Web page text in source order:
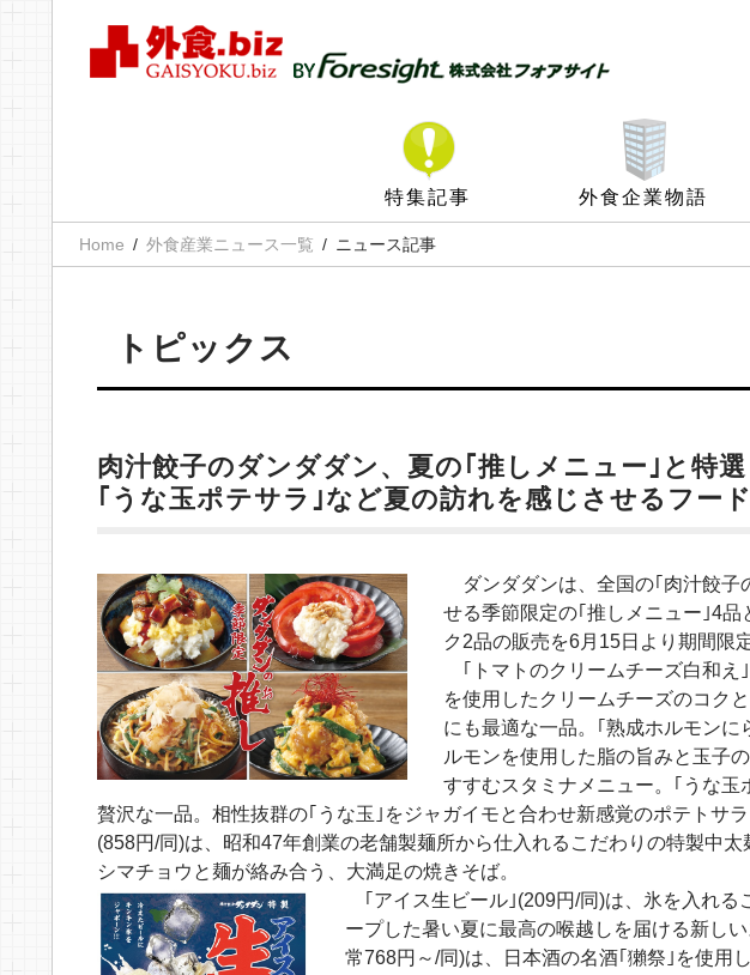
特集記事 外食企業物語
Home 外食産業ニュース一覧 ニュース記事
トピックス
肉汁餃子のダンダダン、夏の｢推しメニュー｣と特
｢うな玉ポテサラ｣など夏の訪れを感じさせるフー
ダンダダンは、全国の｢肉汁餃子
せる季節限定の｢推しメニュー｣4
ク2品の販売を6月15日より期間限
｢トマトのクリームチーズ白和え
を使用したクリームチーズのコク
にも最適な一品。｢熟成ホルモン
ルモンを使用した脂の旨みと玉子
すすむスタミナメニュー。｢うな玉
贅沢な一品。相性抜群の｢うな玉｣をジャガイモと合わせ新感覚のポテトサ
(858円/同)は、昭和47年創業の老舗製麺所から仕入れるこだわりの特製中
シマチョウと麺が絡み合う、大満足の焼きそば。
｢アイス生ビール｣(209円/同)は、氷を入れる
ープした暑い夏に最高の喉越しを届ける新し
常768円～/同)は、日本酒の名酒｢獺祭｣を使用